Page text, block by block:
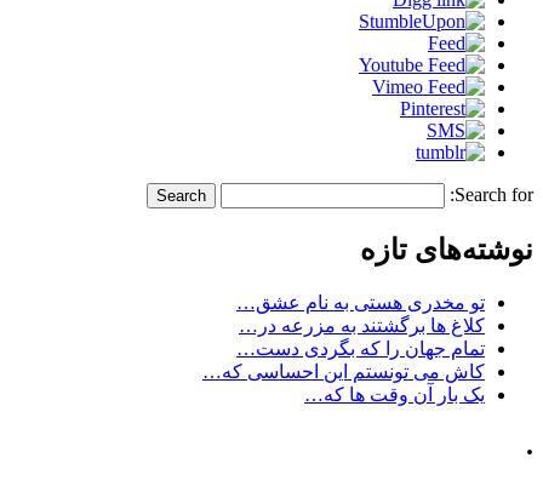
Search for:
نوشته‌های تازه
تو مخدری هستی به نام عشق…
کلاغ ها برگشتند به مزرعه در…
تمام جهان را که بگردی دست…
کاش می تونستم این احساسی که…
یک بار آن وقت ها که…
.